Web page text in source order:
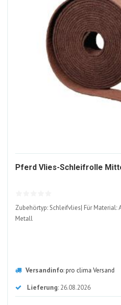
Pferd Vlies-Schleifrolle
Zubehörtyp: Schleifvlies| Für Material:
Metall
Versandinfo:pro clima Versand
Lieferung: 26.08.2026